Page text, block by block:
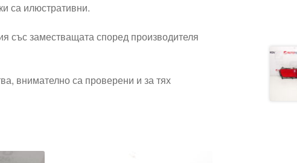
са илюстративни.
със заместващата според производителя
внимателно са проверени и за тях